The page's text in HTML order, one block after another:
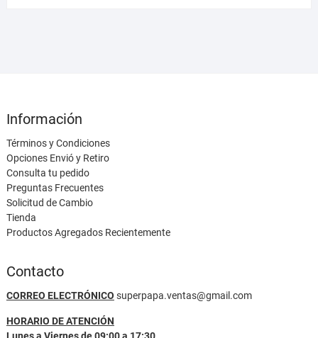
Información
Términos y Condiciones
Opciones Envió y Retiro
Consulta tu pedido
Preguntas Frecuentes
Solicitud de Cambio
Tienda
Productos Agregados Recientemente
Contacto
CORREO ELECTRÓNICO superpapa.ventas@gmail.com
HORARIO DE ATENCIÓN